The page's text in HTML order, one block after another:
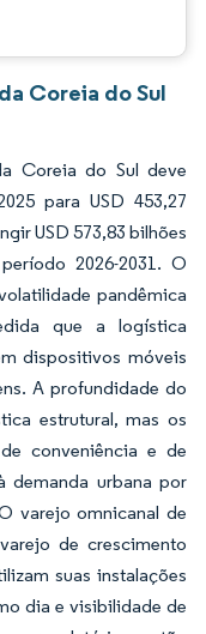
Coreia do Sul
Coreia do Sul deve
para USD 453,27
USD 573,83 bilhões
2026-2031. O
pandêmica
que a logística
dispositivos móveis
A profundidade do
estrutural, mas os
conveniência e de
demanda urbana por
varejo omnicanal de
de crescimento
suas instalações
dia e visibilidade de